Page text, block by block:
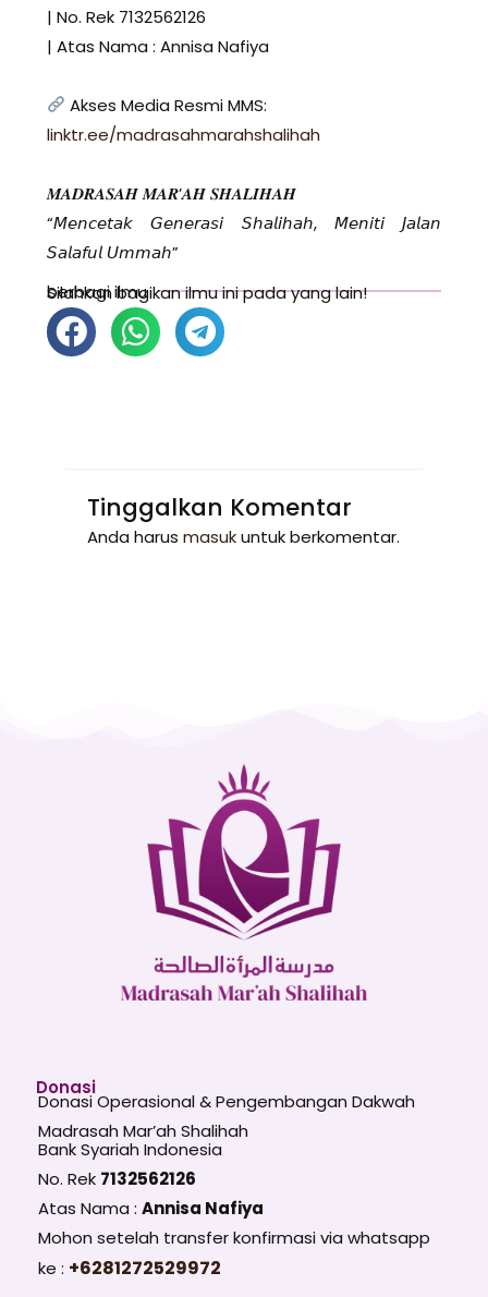
| No. Rek 7132562126
| Atas Nama : Annisa Nafiya
Akses Media Resmi MMS:
linktr.ee/madrasahmarahshalihah
𝑴𝑨𝑫𝑹𝑨𝑺𝑨𝑯 𝑴𝑨𝑹’𝑨𝑯 𝑺𝑯𝑨𝑳𝑰𝑯𝑨𝑯
“𝘔𝘦𝘯𝘤𝘦𝘵𝘢𝘬 𝘎𝘦𝘯𝘦𝘳𝘢𝘴𝘪 𝘚𝘩𝘢𝘭𝘪𝘩𝘢𝘩, 𝘔𝘦𝘯𝘪𝘵𝘪 𝘑𝘢𝘭𝘢𝘯
𝘚𝘢𝘭𝘢𝘧𝘶𝘭 𝘜𝘮𝘮𝘢𝘩”
berbagi ilmu
Silahkan bagikan ilmu ini pada yang lain!
Tinggalkan Komentar
Anda harus masukuntuk berkomentar.
Donasi
Donasi Operasional & Pengembangan Dakwah
Madrasah Mar’ah Shalihah
Bank Syariah Indonesia
No. Rek 7132562126
Atas Nama : Annisa Nafiya
Mohon setelah transfer konfirmasi via whatsapp
ke : +6281272529972